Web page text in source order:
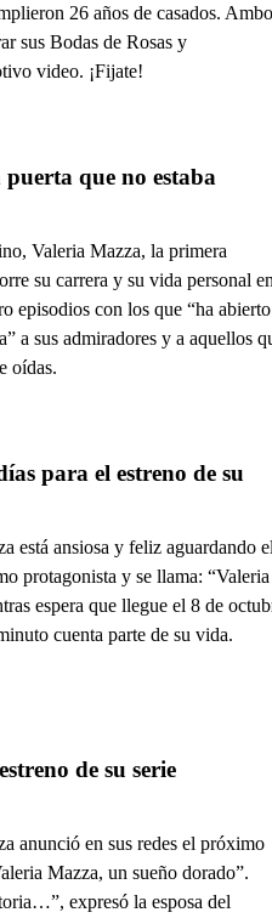
26 años de casados.
sus Bodas de Rosas y
video. ¡Fijate!
que no estaba
Valeria Mazza, la primera
su carrera y su vida personal en
episodios con los que “ha abierto
a sus admiradores y a aquellos
oídas.
para el estreno de su
está ansiosa y feliz aguardando el
protagonista y se llama: “Valeria
espera que llegue el 8 de
cuenta parte de su vida.
de su serie
anunció en sus redes el próximo
Mazza, un sueño dorado”.
expresó la esposa del